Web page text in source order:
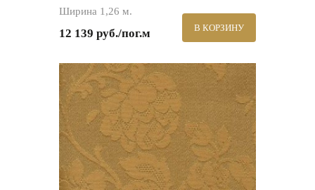
Ширина 1,26 м.
12 139 руб./пог.м В КОРЗИНУ